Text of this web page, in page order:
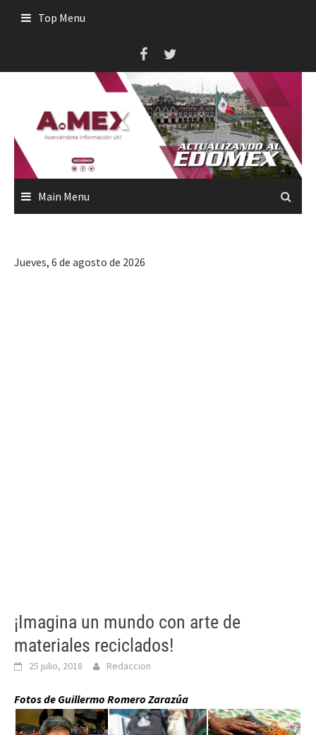
Top Menu
Main Menu
Jueves, 6 de agosto de 2026
¡Imagina un mundo con arte de
materiales reciclados!
25 julio, 2018 Redaccion
Fotos de Guillermo Romero Zarazúa